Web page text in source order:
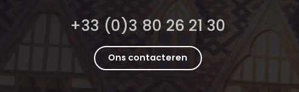
+33 (0)3 80 26 21 30
Ons contacteren